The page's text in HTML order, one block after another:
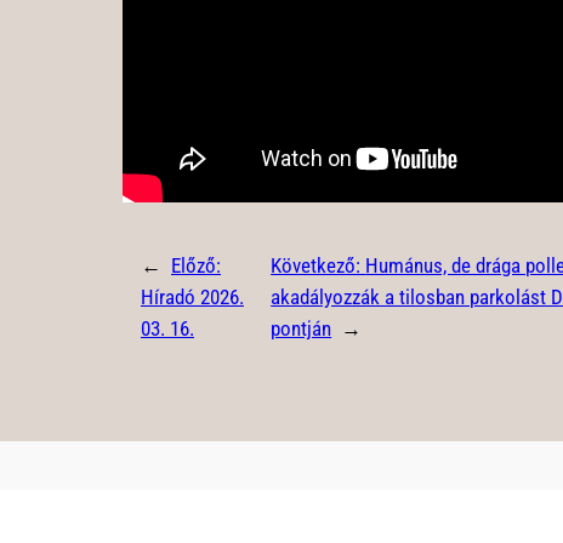
← Előző:
Híradó 2026.
03. 16.
Következő: Humánus, de drága
akadályozzák a tilosban parkolást
pontján →